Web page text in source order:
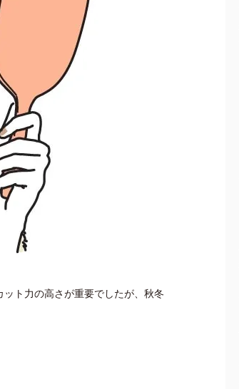
ト力の高さが重要でしたが、秋冬